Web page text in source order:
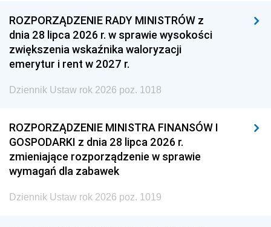
ROZPORZĄDZENIE RADY MINISTRÓW z
dnia 28 lipca 2026 r. w sprawie wysokości
zwiększenia wskaźnika waloryzacji
emerytur i rent w 2027 r.
Dziennik Ustaw rok 2026 poz. 1018
ROZPORZĄDZENIE MINISTRA FINANSÓW I
GOSPODARKI z dnia 28 lipca 2026 r.
zmieniające rozporządzenie w sprawie
wymagań dla zabawek
Dziennik Ustaw rok 2026 poz. 1019